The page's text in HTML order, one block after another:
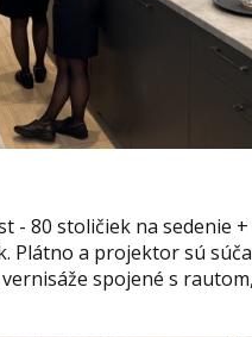
- 80 stoličiek na sedenie
Plátno a projektor sú
spojené s